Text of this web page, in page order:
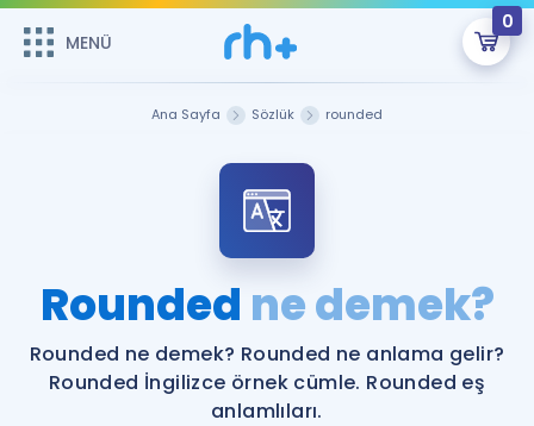
MENÜ
0
ÜYE DEĞİLİM
Sepetin Şu An Boş.
Remzi Hoca ile seni sınava hazırlayacak onlarca eğitim seni
bekliyor!
MENÜ
Faydalı Araçlar
Ana Sayfa Sözlük rounded
Rounded ne demek?
Rounded ne demek? Rounded ne anlama gelir?
Rounded İngilizce örnek cümle. Rounded eş
anlamlıları.